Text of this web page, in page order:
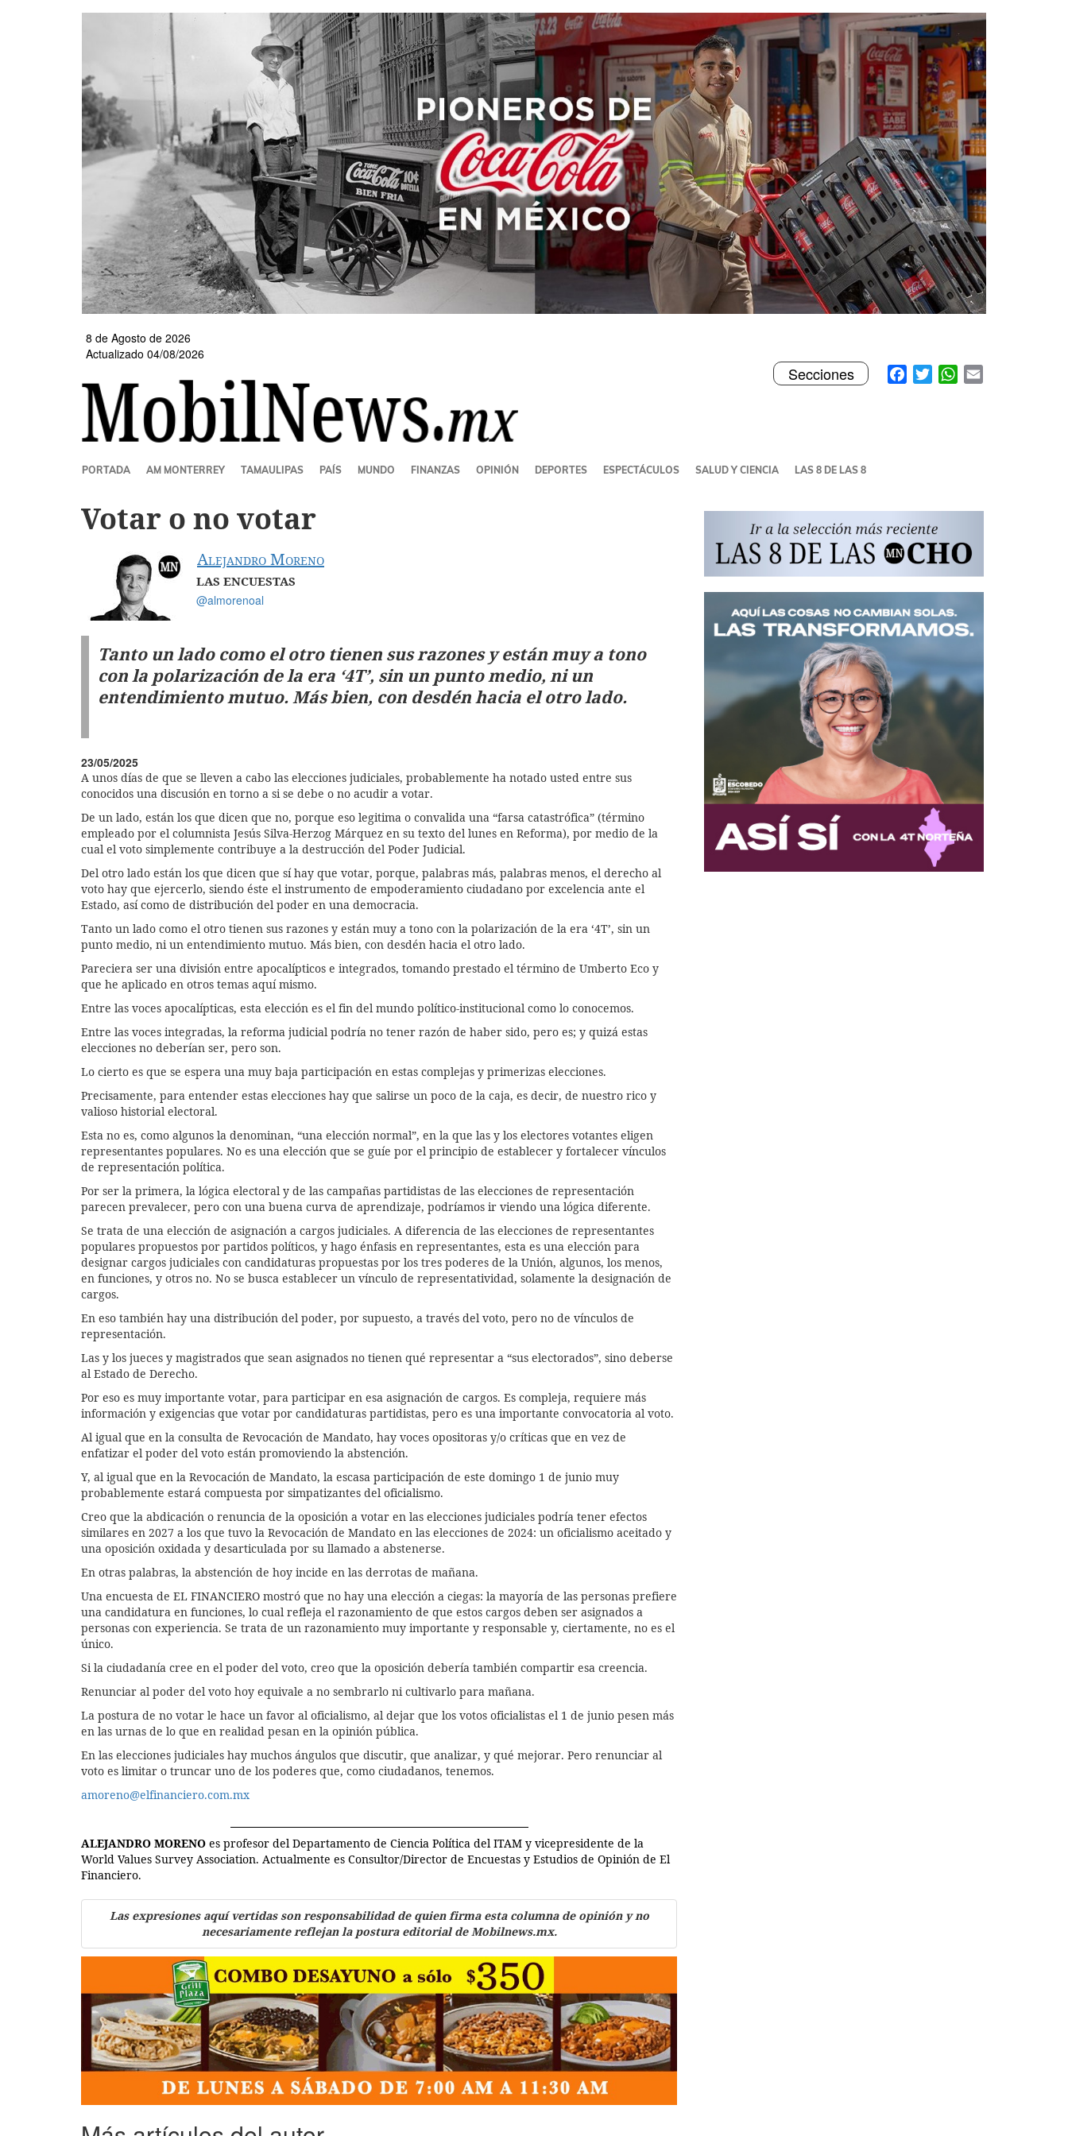
8 de Agosto de 2026
Actualizado 04/08/2026
Facebook
TwitterWhatsApp
Toggle
navigation
Secciones
SECCIONES
PORTADA AM MONTERREY TAMAULIPAS PAÍS MUNDO FINANZAS OPINIÓN DEPORTES ESPECTÁCULOS SALUD Y CIENCIA LAS 8 DE LAS 8
Votar o no votar
Alejandro Moreno
LAS ENCUESTAS
@almorenoal
Tanto un lado como el otro tienen sus razones y están muy a tono
con la polarización de la era ‘4T’, sin un punto medio, ni un
entendimiento mutuo. Más bien, con desdén hacia el otro lado.
23/05/2025
A unos días de que se lleven a cabo las elecciones judiciales, probablemente ha notado usted entre sus
conocidos una discusión en torno a si se debe o no acudir a votar.
De un lado, están los que dicen que no, porque eso legitima o convalida una “farsa catastrófica” (término
empleado por el columnista Jesús Silva-Herzog Márquez en su texto del lunes en Reforma), por medio de la
cual el voto simplemente contribuye a la destrucción del Poder Judicial.
Del otro lado están los que dicen que sí hay que votar, porque, palabras más, palabras menos, el derecho al
voto hay que ejercerlo, siendo éste el instrumento de empoderamiento ciudadano por excelencia ante el
Estado, así como de distribución del poder en una democracia.
Tanto un lado como el otro tienen sus razones y están muy a tono con la polarización de la era ‘4T’, sin un
punto medio, ni un entendimiento mutuo. Más bien, con desdén hacia el otro lado.
Pareciera ser una división entre apocalípticos e integrados, tomando prestado el término de Umberto Eco y
que he aplicado en otros temas aquí mismo.
Entre las voces apocalípticas, esta elección es el fin del mundo político-institucional como lo conocemos.
Entre las voces integradas, la reforma judicial podría no tener razón de haber sido, pero es; y quizá estas
elecciones no deberían ser, pero son.
Lo cierto es que se espera una muy baja participación en estas complejas y primerizas elecciones.
Precisamente, para entender estas elecciones hay que salirse un poco de la caja, es decir, de nuestro rico y
valioso historial electoral.
Esta no es, como algunos la denominan, “una elección normal”, en la que las y los electores votantes eligen
representantes populares. No es una elección que se guíe por el principio de establecer y fortalecer vínculos
de representación política.
Por ser la primera, la lógica electoral y de las campañas partidistas de las elecciones de representación
parecen prevalecer, pero con una buena curva de aprendizaje, podríamos ir viendo una lógica diferente.
Se trata de una elección de asignación a cargos judiciales. A diferencia de las elecciones de representantes
populares propuestos por partidos políticos, y hago énfasis en representantes, esta es una elección para
designar cargos judiciales con candidaturas propuestas por los tres poderes de la Unión, algunos, los menos,
en funciones, y otros no. No se busca establecer un vínculo de representatividad, solamente la designación de
cargos.
En eso también hay una distribución del poder, por supuesto, a través del voto, pero no de vínculos de
representación.
Las y los jueces y magistrados que sean asignados no tienen qué representar a “sus electorados”, sino deberse
al Estado de Derecho.
Por eso es muy importante votar, para participar en esa asignación de cargos. Es compleja, requiere más
información y exigencias que votar por candidaturas partidistas, pero es una importante convocatoria al voto.
Al igual que en la consulta de Revocación de Mandato, hay voces opositoras y/o críticas que en vez de
enfatizar el poder del voto están promoviendo la abstención.
Y, al igual que en la Revocación de Mandato, la escasa participación de este domingo 1 de junio muy
probablemente estará compuesta por simpatizantes del oficialismo.
Creo que la abdicación o renuncia de la oposición a votar en las elecciones judiciales podría tener efectos
similares en 2027 a los que tuvo la Revocación de Mandato en las elecciones de 2024: un oficialismo aceitado y
una oposición oxidada y desarticulada por su llamado a abstenerse.
En otras palabras, la abstención de hoy incide en las derrotas de mañana.
Una encuesta de EL FINANCIERO mostró que no hay una elección a ciegas: la mayoría de las personas prefiere
una candidatura en funciones, lo cual refleja el razonamiento de que estos cargos deben ser asignados a
personas con experiencia. Se trata de un razonamiento muy importante y responsable y, ciertamente, no es el
único.
Si la ciudadanía cree en el poder del voto, creo que la oposición debería también compartir esa creencia.
Renunciar al poder del voto hoy equivale a no sembrarlo ni cultivarlo para mañana.
La postura de no votar le hace un favor al oficialismo, al dejar que los votos oficialistas el 1 de junio pesen más
en las urnas de lo que en realidad pesan en la opinión pública.
En las elecciones judiciales hay muchos ángulos que discutir, que analizar, y qué mejorar. Pero renunciar al
voto es limitar o truncar uno de los poderes que, como ciudadanos, tenemos.
amoreno@elfinanciero.com.mx
ALEJANDRO MORENO es profesor del Departamento de Ciencia Política del ITAM y vicepresidente de la
World Values Survey Association. Actualmente es Consultor/Director de Encuestas y Estudios de Opinión de El
Financiero.
Las expresiones aquí vertidas son responsabilidad de quien firma esta columna de opinión y no
necesariamente reflejan la postura editorial de Mobilnews.mx.